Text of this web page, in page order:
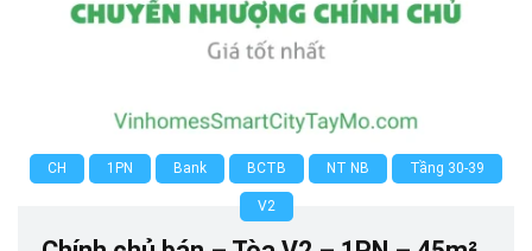
CH 1PN Bank BCTB NT NB Tầng 30-39
V2